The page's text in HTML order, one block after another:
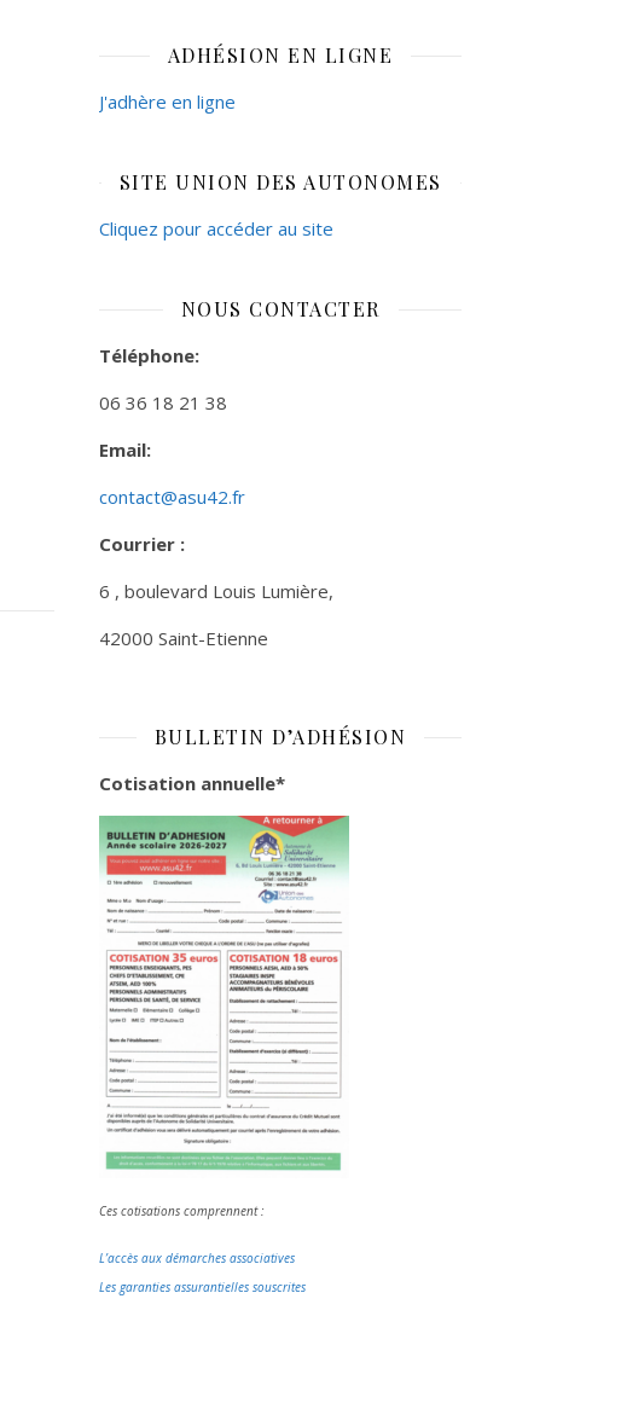
ADHÉSION EN LIGNE
J'adhère en ligne
SITE UNION DES AUTONOMES
Cliquez pour accéder au site
NOUS CONTACTER
Téléphone:
06 36 18 21 38
Email:
contact@asu42.fr
Courrier :
6 , boulevard Louis Lumière,
42000 Saint-Etienne
BULLETIN D’ADHÉSION
Cotisation annuelle*
Ces cotisations comprennent :
L’accès aux démarches associatives
Les garanties assurantielles souscrites